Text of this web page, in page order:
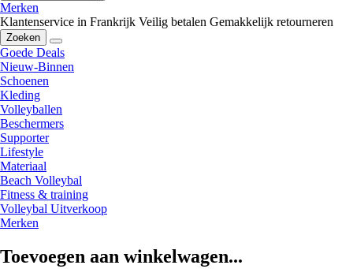
Merken
Klantenservice in Frankrijk Veilig betalen Gemakkelijk retourneren
Zoeken
Goede Deals
Nieuw-Binnen
Schoenen
Kleding
Volleyballen
Beschermers
Supporter
Lifestyle
Materiaal
Beach Volleybal
Fitness & training
Volleybal Uitverkoop
Merken
Toevoegen aan winkelwagen...